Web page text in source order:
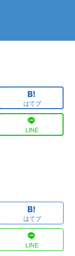
はてブ
LINE
はてブ
LINE